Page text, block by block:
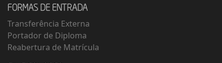
FORMAS DE ENTRADA
Transferência Externa
Portador de Diploma
Reabertura de Matrícula